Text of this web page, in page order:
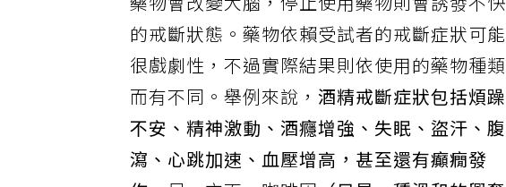
藥物會改變大腦，停止使用藥物則會誘發不快
的戒斷狀態。藥物依賴受試者的戒斷症狀可能
很戲劇性，不過實際結果則依使用的藥物種類
而有不同。舉例來說，酒精戒斷症狀包括煩躁
不安、精神激動、酒癮增強、失眠、盜汗、腹
瀉、心跳加速、血壓增高，甚至還有癲癇發